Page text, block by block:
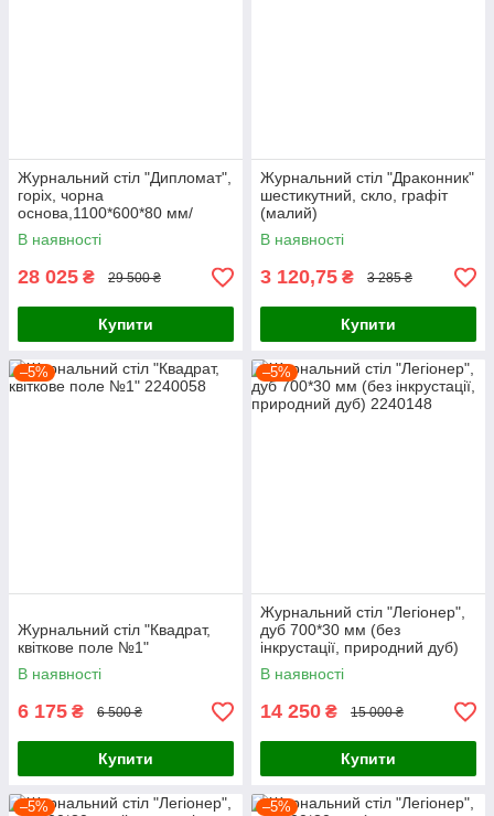
Журнальний стіл "Дипломат",
горіх, чорна
основа,1100*600*80 мм/
інкрустація латунна
В наявності
28 025 ₴ 29 500 ₴
Купити
Журнальний стіл "Драконник"
шестикутний, скло, графіт
(малий)
В наявності
3 120,75 ₴ 3 285 ₴
Купити
–5%
Журнальний стіл "Квадрат,
квіткове поле №1"
В наявності
6 175 ₴ 6 500 ₴
Купити
–5%
Журнальний стіл "Легіонер",
дуб 700*30 мм (без
інкрустації, природний дуб)
В наявності
14 250 ₴ 15 000 ₴
Купити
–5% –5%